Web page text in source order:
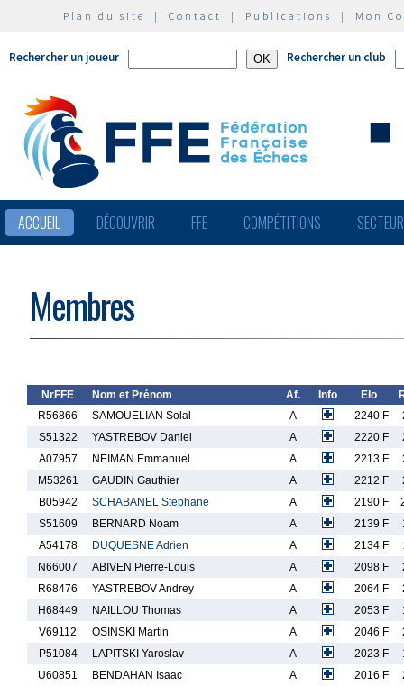
Plan du site | Contact | Publications | Mon
Rechercher un joueur Rechercher un club
ACCUEIL DÉCOUVRIR FFE COMPÉTITIONS
Membres
NrFFE Nom et Prénom Af. Info Elo
R56866
SAMOUELIAN Solal A 2240 F
S51322
YASTREBOV Daniel A 2220 F
A07957
NEIMAN Emmanuel A 2213 F
M53261
GAUDIN Gauthier A 2212 F
B05942
SCHABANEL Stephane A 2190 F
S51609
BERNARD Noam A 2139 F
A54178
DUQUESNE Adrien A 2134 F
N66007
ABIVEN Pierre-Louis A 2098 F
R68476
YASTREBOV Andrey A 2064 F
H68449
NAILLOU Thomas A 2053 F
V69112
OSINSKI Martin A 2046 F
P51084
LAPITSKI Yaroslav A 2023 F
U60851
BENDAHAN Isaac A 2016 F